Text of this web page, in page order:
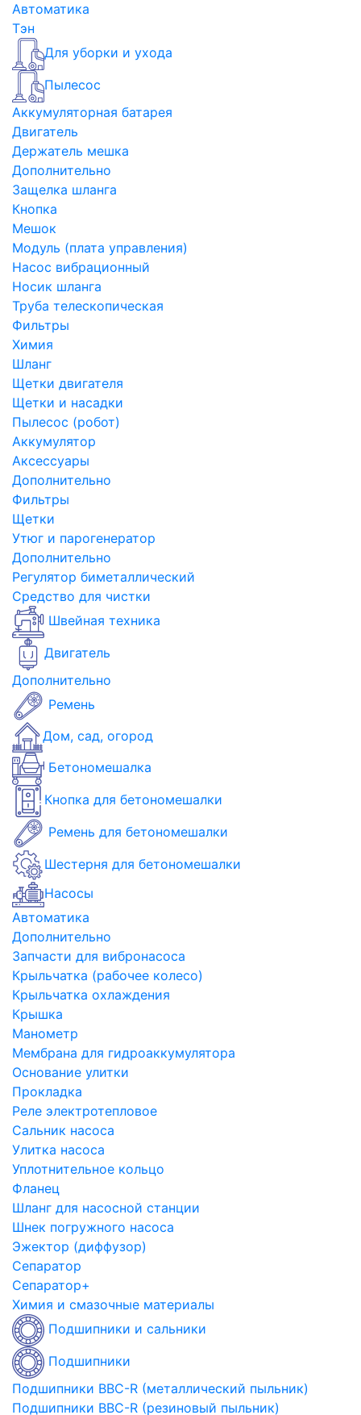
Автоматика
Тэн
Для уборки и ухода
Пылесос
Аккумуляторная батарея
Двигатель
Держатель мешка
Дополнительно
Защелка шланга
Кнопка
Мешок
Модуль (плата управления)
Насос вибрационный
Носик шланга
Труба телескопическая
Фильтры
Химия
Шланг
Щетки двигателя
Щетки и насадки
Пылесос (робот)
Аккумулятор
Аксессуары
Дополнительно
Фильтры
Щетки
Утюг и парогенератор
Дополнительно
Регулятор биметаллический
Средство для чистки
Швейная техника
Двигатель
Дополнительно
Ремень
Дом, сад, огород
Бетономешалка
Кнопка для бетономешалки
Ремень для бетономешалки
Шестерня для бетономешалки
Насосы
Автоматика
Дополнительно
Запчасти для вибронасоса
Крыльчатка (рабочее колесо)
Крыльчатка охлаждения
Крышка
Манометр
Мембрана для гидроаккумулятора
Основание улитки
Прокладка
Реле электротепловое
Сальник насоса
Улитка насоса
Уплотнительное кольцо
Фланец
Шланг для насосной станции
Шнек погружного насоса
Эжектор (диффузор)
Сепаратор
Сепаратор+
Химия и смазочные материалы
Подшипники и сальники
Подшипники
Подшипники BBC-R (металлический пыльник)
Подшипники BBC-R (резиновый пыльник)